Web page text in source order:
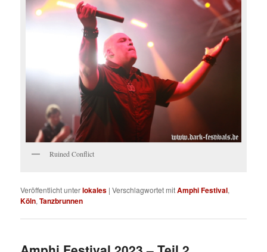
Ruined Conflict
Veröffentlicht unterlokales |Verschlagwortet mitAmphi Festival,
Köln,Tanzbrunnen